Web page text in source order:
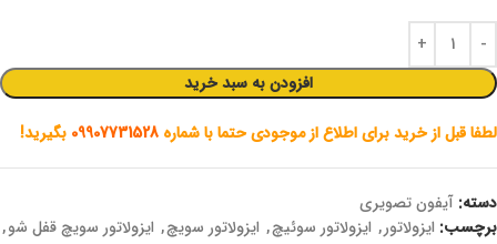
افزودن به سبد خرید
لطفا قبل از خرید برای اطلاع از موجودی حتما با شماره 09907731528 بگیرید!
دسته: آیفون تصویری
برچسب: ایزولاتور, ایزولاتور سوئیچ, ایزولاتور سویچ, ایزولاتور سویچ قفل شو,